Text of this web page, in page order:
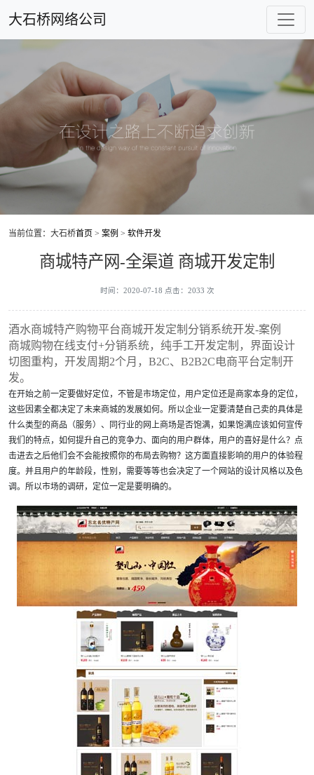
大石桥网络公司
当前位置：大石桥首页 > 案例 > 软件开发
商城特产网-全渠道 商城开发定制
时间：2020-07-18 点击：2033 次
酒水商城特产购物平台商城开发定制分销系统开发-案例
商城购物在线支付+分销系统，纯手工开发定制，界面设计
切图重构，开发周期2个月，B2C、B2B2C电商平台定制开
发。
在开始之前一定要做好定位，不管是市场定位，用户定位还是商家本身的定位，
这些因素全都决定了未来商城的发展如何。所以企业一定要清楚自己卖的具体是
什么类型的商品（服务）、同行业的网上商场是否饱满，如果饱满应该如何宣传
我们的特点，如何提升自己的竞争力、面向的用户群体，用户的喜好是什么？点
击进去之后他们会不会能按照你的布局去购物？这方面直接影响的用户的体验程
度。并且用户的年龄段，性别，需要等等也会决定了一个网站的设计风格以及色
调。所以市场的调研，定位一定是要明确的。